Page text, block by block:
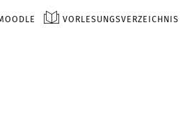
VORLESUNGSVERZEICHNIS